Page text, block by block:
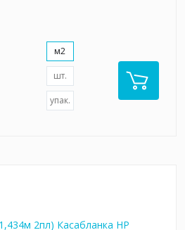
м2
шт.
упак.